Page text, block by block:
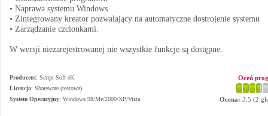
• Naprawa systemu Windows
• Zintegrowany kreator pozwalający na automatyczne dostrojenie systemu
• Zarządzanie czcionkami.
W wersji niezarejestrowanej nie wszystkie funkcje są dostępne.
Producent: Script Soft eK
Licencja: Shareware (testowa)
System Operacyjny: Windows 98/Me/2000/XP/Vista
Oceń
Ocena: 3.5 (2